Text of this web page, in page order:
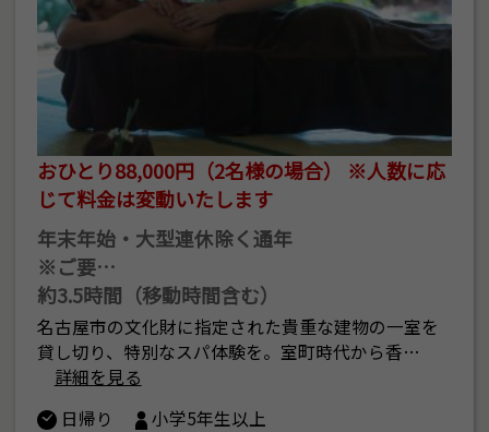
おひとり88,000円（2名様の場合） ※人数に応
じて料金は変動いたします
年末年始・大型連休除く通年
※ご要…
約3.5時間（移動時間含む）
名古屋市の文化財に指定された貴重な建物の一室を
貸し切り、特別なスパ体験を。室町時代から香…
詳細を見る
日帰り
小学5年生以上